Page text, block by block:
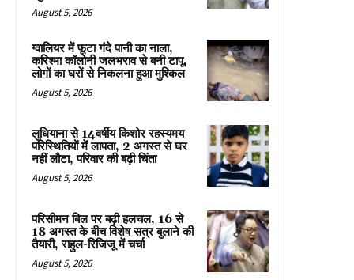
August 5, 2026
ग्वालियर में फूटा गंदे पानी का नाला,
करिश्मा कॉलोनी जलभराव से बनी टापू,
लोगों का घरों से निकलना हुआ मुश्किल
August 5, 2026
लुधियाना से 14वर्षीय किशोर रहस्यमय
परिस्थितियों में लापता, 2 अगस्त से घर
नहीं लौटा, परिवार की बढ़ी चिंता
August 5, 2026
परिसीमन बिल पर बढ़ी हलचल, 16 से
18 अगस्त के बीच विशेष सत्र बुलाने की
तैयारी, राहुल-रिजिजू में चर्चा
August 5, 2026